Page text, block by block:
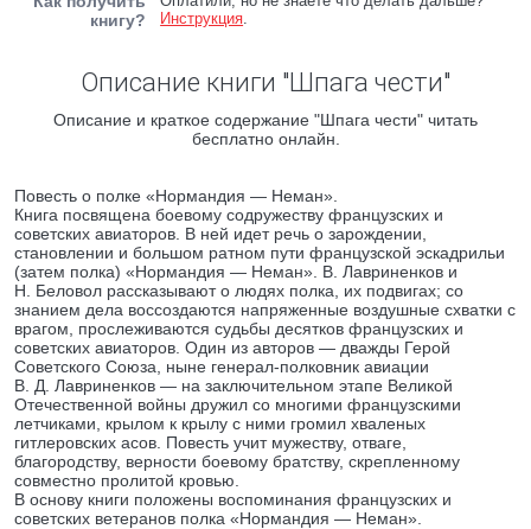
книгу?
Инструкция.
Описание книги "Шпага чести"
Описание и краткое содержание "Шпага чести" читать
бесплатно онлайн.
Повесть о полке «Нормандия — Неман».
Книга посвящена боевому содружеству французских и
советских авиаторов. В ней идет речь о зарождении,
становлении и большом ратном пути французской эскадрильи
(затем полка) «Нормандия — Неман». В. Лавриненков и
Н. Беловол рассказывают о людях полка, их подвигах; со
знанием дела воссоздаются напряженные воздушные схватки с
врагом, прослеживаются судьбы десятков французских и
советских авиаторов. Один из авторов — дважды Герой
Советского Союза, ныне генерал-полковник авиации
В. Д. Лавриненков — на заключительном этапе Великой
Отечественной войны дружил со многими французскими
летчиками, крылом к крылу с ними громил хваленых
гитлеровских асов. Повесть учит мужеству, отваге,
благородству, верности боевому братству, скрепленному
совместно пролитой кровью.
В основу книги положены воспоминания французских и
советских ветеранов полка «Нормандия — Неман».